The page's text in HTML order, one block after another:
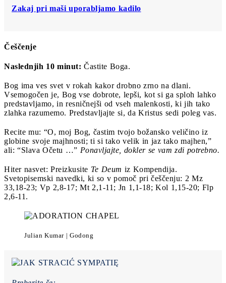
Zakaj pri maši uporabljamo kadilo
Češčenje
Naslednjih 10 minut: Častite Boga.
Bog ima ves svet v rokah kakor drobno zrno na dlani.
Vsemogočen je, Bog vse dobrote, lepši, kot si ga sploh lahko
predstavljamo, in resničnejši od vseh malenkosti, ki jih tako
zlahka razumemo. Predstavljajte si, da Kristus sedi poleg vas.
Recite mu: “O, moj Bog, častim tvojo božansko veličino iz
globine svoje majhnosti; ti si tako velik in jaz tako majhen,”
ali: “Slava Očetu …” Ponavljajte, dokler se vam zdi potrebno.
Hiter nasvet: Preizkusite Te Deum iz Kompendija.
Svetopisemski navedki, ki so v pomoč pri češčenju: 2 Mz
33,18-23; Vp 2,8-17; Mt 2,1-11; Jn 1,1-18; Kol 1,15-20; Flp
2,6-11.
Julian Kumar | Godong